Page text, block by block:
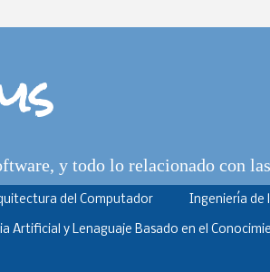
y todo lo relacionado con
del Computador Ingeniería de
Artificial y Lenaguaje Basado en el